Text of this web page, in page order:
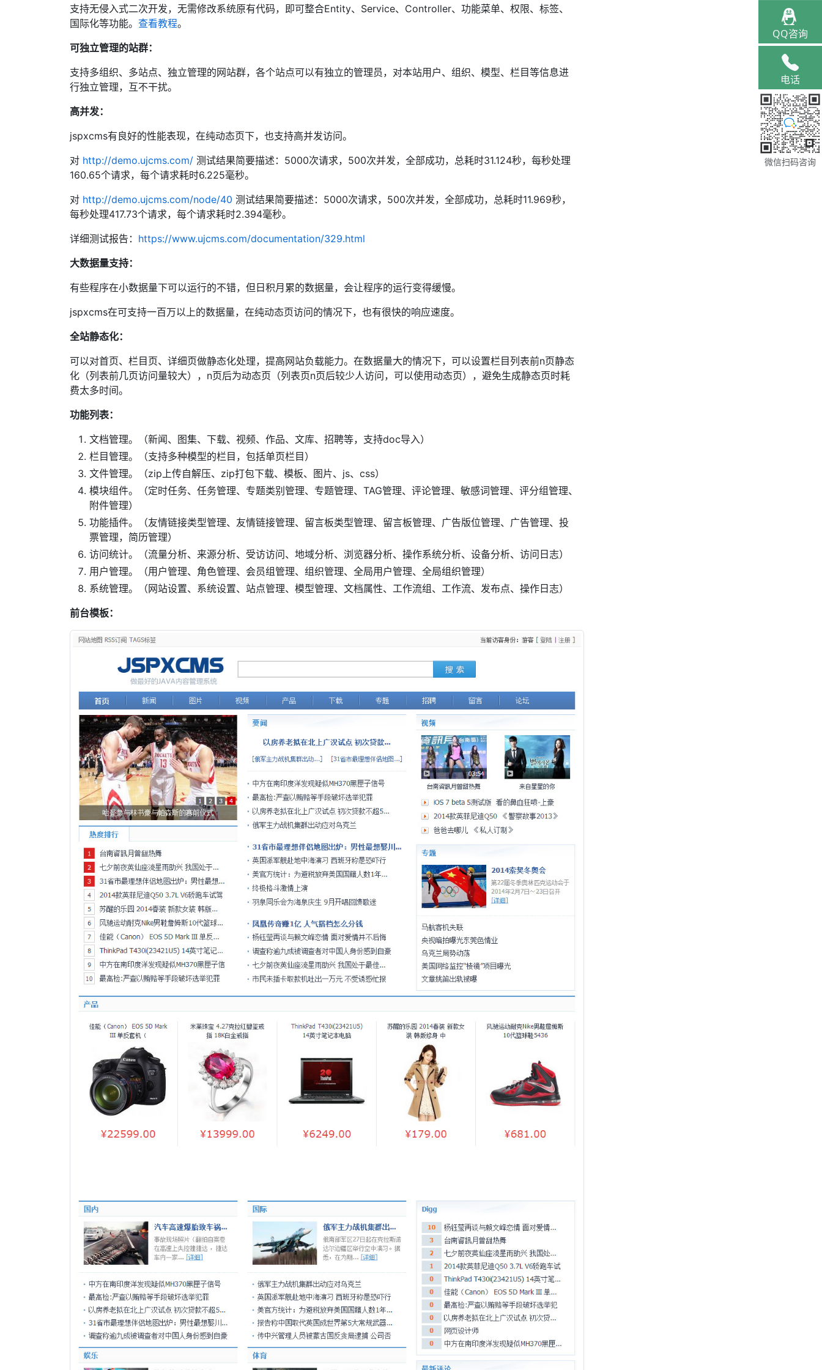
支持无侵入式二次开发，无需修改系统原有代码，即可整合Entity、Service、Controller、功能菜单、权限、标签、
国际化等功能。 查看教程。
可独立管理的站群：
支持多组织、多站点、独立管理的网站群，各个站点可以有独立的管理员，对本站用户、组织、模型、栏目等信息进
行独立管理，互不干扰。
高并发：
jspxcms有良好的性能表现，在纯动态页下，也支持高并发访问。
对 http://demo.ujcms.com/ 测试结果简要描述：5000次请求，500次并发，全部成功，总耗时31.124秒，每秒处理
160.65个请求，每个请求耗时6.225毫秒。
对 http://demo.ujcms.com/node/40 测试结果简要描述：5000次请求，500次并发，全部成功，总耗时11.969秒，
每秒处理417.73个请求，每个请求耗时2.394毫秒。
详细测试报告： https://www.ujcms.com/documentation/329.html
大数据量支持：
有些程序在小数据量下可以运行的不错，但日积月累的数据量，会让程序的运行变得缓慢。
jspxcms在可支持一百万以上的数据量，在纯动态页访问的情况下，也有很快的响应速度。
全站静态化：
可以对首页、栏目页、详细页做静态化处理，提高网站负载能力。在数据量大的情况下，可以设置栏目列表前n页静态
化（列表前几页访问量较大），n页后为动态页（列表页n页后较少人访问，可以使用动态页），避免生成静态页时耗
费太多时间。
功能列表：
文档管理。（新闻、图集、下载、视频、作品、文库、招聘等，支持doc导入）
栏目管理。（支持多种模型的栏目，包括单页栏目）
文件管理。（zip上传自解压、zip打包下载、模板、图片、js、css）
模块组件。（定时任务、任务管理、专题类别管理、专题管理、TAG管理、评论管理、敏感词管理、评分组管理、
附件管理）
功能插件。（友情链接类型管理、友情链接管理、留言板类型管理、留言板管理、广告版位管理、广告管理、投
票管理，简历管理）
访问统计。（流量分析、来源分析、受访访问、地域分析、浏览器分析、操作系统分析、设备分析、访问日志）
用户管理。（用户管理、角色管理、会员组管理、组织管理、全局用户管理、全局组织管理）
系统管理。（网站设置、系统设置、站点管理、模型管理、文档属性、工作流组、工作流、发布点、操作日志）
前台模板：
QQ咨询
电话
微信扫码咨询